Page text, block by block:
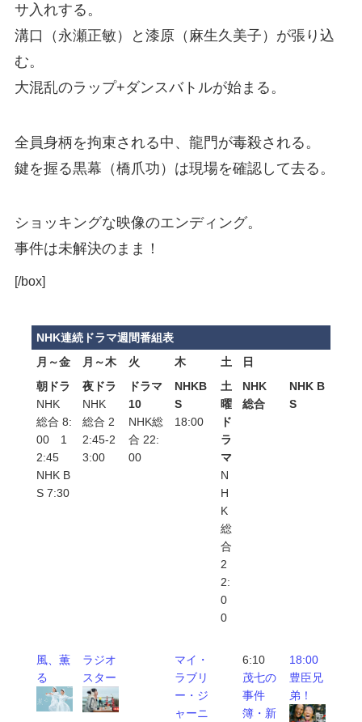
サ入れする。
溝口（永瀬正敏）と漆原（麻生久美子）が張り込
む。
大混乱のラップ+ダンスバトルが始まる。
全員身柄を拘束される中、龍門が毒殺される。
鍵を握る黒幕（橋爪功）は現場を確認して去る。
ショッキングな映像のエンディング。
事件は未解決のまま！
[/box]
NHK連続ドラマ週間番組表
月～金
月～木 火 木 土
日
朝ドラ
NHK
総合 8:
00 1
2:45
NHK B
S 7:30
夜ドラ
NHK
総合 2
2:45-2
3:00
ドラマ
10
NHK総
合 22:
00
NHKB
S
18:00
土
曜
ド
ラ
マ
N
H
K
総
合
2
2:
0
0
NHK
総合
NHK B
S
風、薫
る
ラジオ
スター
マイ・
ラブリ
ー・ジ
ャーニ
6:10
茂七の
事件
簿・新
18:00
豊臣兄
弟！